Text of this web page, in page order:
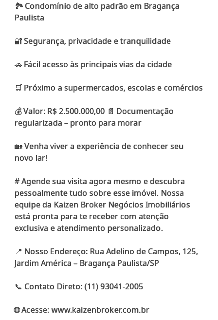
🏞️ Condomínio de alto padrão em Bragança
Paulista
🔐 Segurança, privacidade e tranquilidade
🚗 Fácil acesso às principais vias da cidade
🛒 Próximo a supermercados, escolas e comércios
💰 Valor: R$ 2.500.000,00 📄 Documentação
regularizada – pronto para morar
🏡 Venha viver a experiência de conhecer seu
novo lar!
# Agende sua visita agora mesmo e descubra
pessoalmente tudo sobre esse imóvel. Nossa
equipe da Kaizen Broker Negócios Imobiliários
está pronta para te receber com atenção
exclusiva e atendimento personalizado.
📍 Nosso Endereço: Rua Adelino de Campos, 125,
Jardim América – Bragança Paulista/SP
📞 Contato Direto: (11) 93041-2005
🌐 Acesse: www.kaizenbroker.com.br